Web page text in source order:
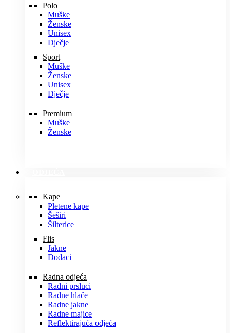
Polo
Muške
Ženske
Unisex
Dječje
Sport
Muške
Ženske
Unisex
Dječje
Premium
Muške
Ženske
Kape
Pletene kape
Šeširi
Šilterice
Flis
Jakne
Dodaci
Radna odjeća
Radni prsluci
Radne hlače
Radne jakne
Radne majice
Reflektirajuća odjeća